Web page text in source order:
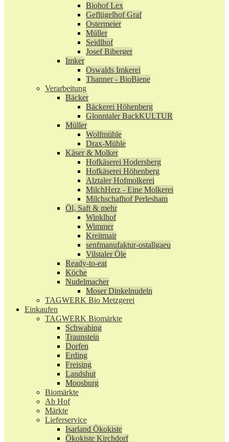
Biohof Lex
Geflügelhof Graf
Ostermeier
Müller
Seidlhof
Josef Biberger
Imker
Oswalds Imkerei
Thanner - BioBiene
Verarbeitung
Bäcker
Bäckerei Höhenberg
Glonntaler BackKULTUR
Müller
Wolfmühle
Drax-Mühle
Käser & Molker
Hofkäserei Hodersberg
Hofkäserei Höhenberg
Alztaler Hofmolkerei
MilchHerz - Eine Molkerei
Milchschafhof Perlesham
Öl, Saft & mehr
Winklhof
Wimmer
Kreitmair
senfmanufaktur-ostallgaeu
Vilstaler Öle
Ready-to-eat
Köche
Nudelmacher
Moser Dinkelnudeln
TAGWERK Bio Metzgerei
Einkaufen
TAGWERK Biomärkte
Schwabing
Traunstein
Dorfen
Erding
Freising
Landshut
Moosburg
Biomärkte
Ab Hof
Märkte
Lieferservice
Isarland Ökokiste
Ökokiste Kirchdorf